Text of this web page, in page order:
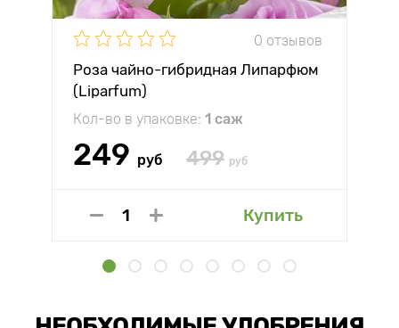
0 отзывов
Роза чайно-гибридная Липарфюм
(Liparfum)
Кол-во в упаковке: 1 саж
249 руб 499 руб
Купить